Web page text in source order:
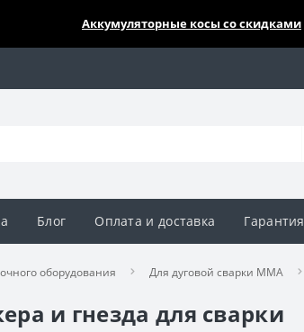
Аккумуляторные косы со скидками
Блог Оплата и доставка Гарантия
оборудования Для дуговой сварки MMA
и гнезда для сварки